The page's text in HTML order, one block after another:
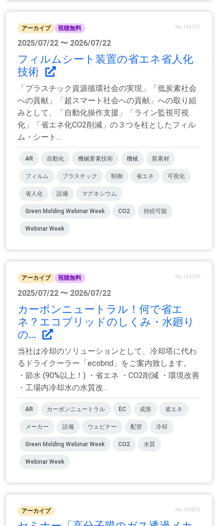
アーカイブ 視聴無料 No.154797
2025/07/22 〜 2026/07/22
フィルムシート装置の省エネ省人化
技術
「プラスチック資源循環社会の実現」「低炭素社会
への貢献」「超スマート社会への貢献」への取り組
みとして、「自動化操作支援」「ライン監視可視
化」「省エネ化CO2削減」の３つを柱としたフィル
ム・シート...
AR 自動化 機械要素技術 機械 新素材
フィルム プラスチック 制御 省エネ 可視化
省人化 設備 マグネシウム
Green Molding Webinar Week CO2 持続可能
Webinar Week
アーカイブ 視聴無料 No.154786
2025/07/22 〜 2026/07/22
カーボンニュートラル！何で省エ
ネ？エコブリッドのしくみ・水廻り
の...
当社は冷却のソリューションとして、冷却塔に代わ
るドライクーラー「ecobrid」をご案内致します。
・節水 (90%以上！) ・省エネ ・CO2削減 ・環境改善
・工場内冷却水の水質改...
AR カーボンニュートラル EC 成形 省エネ
メーカー 設備 ウェビナー 配管 冷却
Green Molding Webinar Week CO2 水質
Webinar Week
アーカイブ No.139833